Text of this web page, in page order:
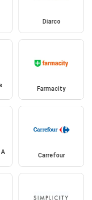
Diarco
Farmacity
Carrefour